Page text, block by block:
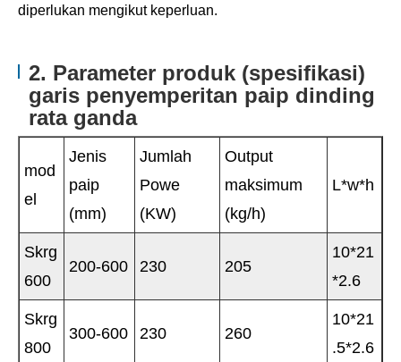
diperlukan mengikut keperluan.
2. Parameter produk (spesifikasi)
garis penyemperitan paip dinding
rata ganda
mod
el
Jenis
paip
(mm)
Jumlah
Powe
(KW)
Output
maksimum
(kg/h)
L*w*h
Skrg
600
200-600 230 205
10*21
*2.6
Skrg
800
300-600 230 260
10*21
.5*2.6